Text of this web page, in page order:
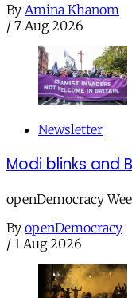
By Amina Khanom
/ 7 Aug 2026
Newsletter
Modi blinks and
openDemocracy
By openDemocracy
/ 1 Aug 2026